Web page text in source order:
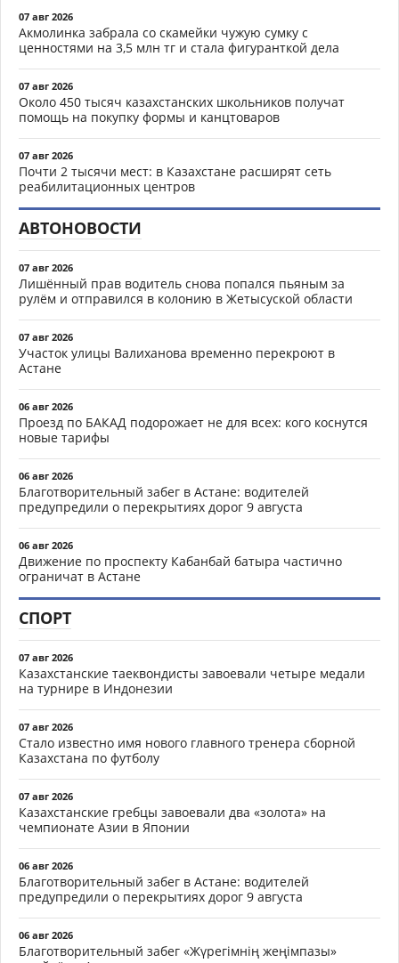
07 авг 2026
Акмолинка забрала со скамейки чужую сумку с
ценностями на 3,5 млн тг и стала фигуранткой дела
07 авг 2026
Около 450 тысяч казахстанских школьников получат
помощь на покупку формы и канцтоваров
07 авг 2026
Почти 2 тысячи мест: в Казахстане расширят сеть
реабилитационных центров
АВТОНОВОСТИ
07 авг 2026
Лишённый прав водитель снова попался пьяным за
рулём и отправился в колонию в Жетысуской области
07 авг 2026
Участок улицы Валиханова временно перекроют в
Астане
06 авг 2026
Проезд по БАКАД подорожает не для всех: кого коснутся
новые тарифы
06 авг 2026
Благотворительный забег в Астане: водителей
предупредили о перекрытиях дорог 9 августа
06 авг 2026
Движение по проспекту Кабанбай батыра частично
ограничат в Астане
СПОРТ
07 авг 2026
Казахстанские таеквондисты завоевали четыре медали
на турнире в Индонезии
07 авг 2026
Стало известно имя нового главного тренера сборной
Казахстана по футболу
07 авг 2026
Казахстанские гребцы завоевали два «золота» на
чемпионате Азии в Японии
06 авг 2026
Благотворительный забег в Астане: водителей
предупредили о перекрытиях дорог 9 августа
06 авг 2026
Благотворительный забег «Жүрегімнің жеңімпазы»